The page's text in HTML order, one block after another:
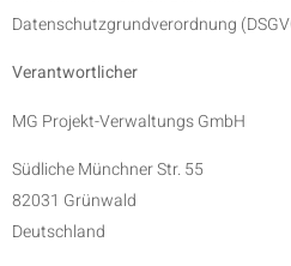
Datenschutzgrundverordnung
Verantwortlicher
MG Projekt-Verwaltungs GmbH
Südliche Münchner Str. 55
82031 Grünwald
Deutschland